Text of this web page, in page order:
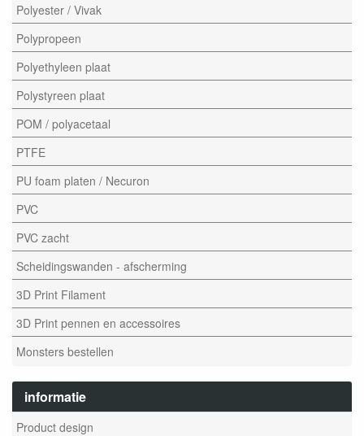
Polyester / Vivak
Polypropeen
Polyethyleen plaat
Polystyreen plaat
POM / polyacetaal
PTFE
PU foam platen / Necuron
PVC
PVC zacht
Scheidingswanden - afscherming
3D Print Filament
3D Print pennen en accessoires
Monsters bestellen
informatie
Product design